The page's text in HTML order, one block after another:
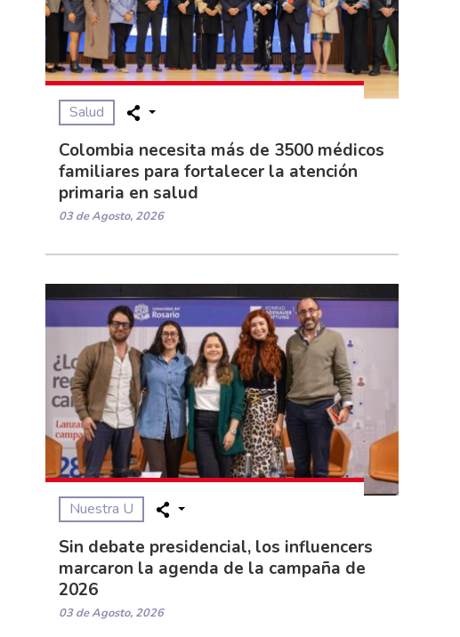
Salud
Colombia necesita más de 3500 médicos
familiares para fortalecer la atención
primaria en salud
03 de Agosto, 2026
Nuestra U
Sin debate presidencial, los influencers
marcaron la agenda de la campaña de
2026
03 de Agosto, 2026